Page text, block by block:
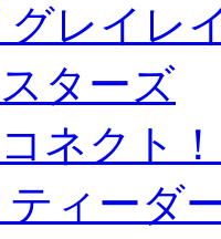
レイレ
ターズ
ネクト
ィーダ